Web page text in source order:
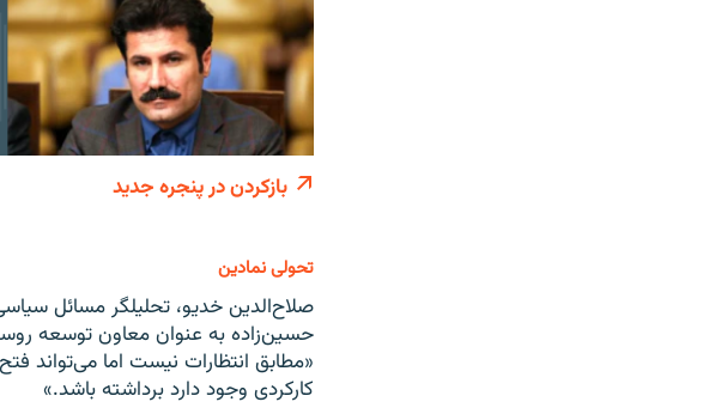
بازکردن در پنجره جدید
تحولی نمادین
صلاح‌الدین خدیو،‌ تحلیلگر مسائل
حسین‌زاده به عنوان معاون توسعه
«مطابق انتظارات نیست اما می‌تواند
کارکردی وجود دارد برداشته باشد.»